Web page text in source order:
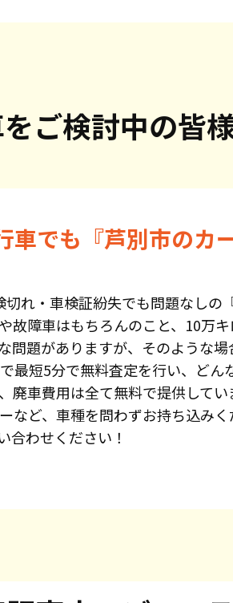
ご検討中の皆
でも『芦別市のカ
れ・車検証紛失でも問題なしの
故障車はもちろんのこと、10万
問題がありますが、そのような
最短5分で無料査定を行い、どん
車費用は全て無料で提供してい
など、車種を問わずお持ち込み
合わせください！